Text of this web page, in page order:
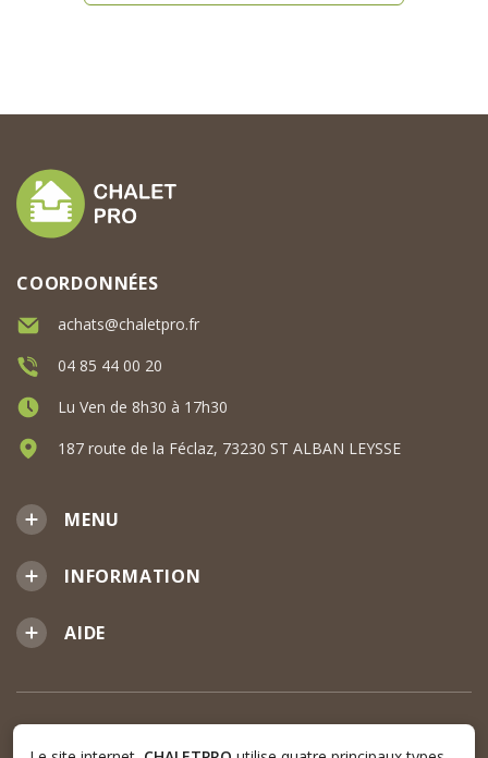
MENU
INFORMATION
AIDE
COORDONNÉES
achats@chaletpro.fr
04 85 44 00 20
Lu Ven de 8h30 à 17h30
187 route de la Féclaz, 73230 ST ALBAN LEYSSE